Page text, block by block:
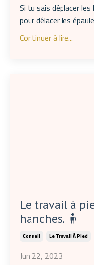
Si tu sais déplacer
pour délacer les
Continuer à lire...
Le travail à
hanches. 🧍
Conseil Le Travail À Pied
Jun 22, 2023